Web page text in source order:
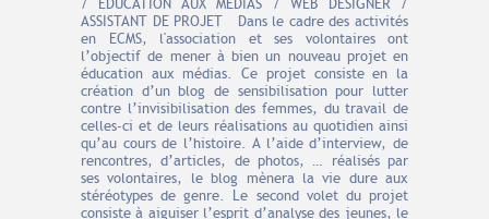
/ ÉDUCATION AUX MÉDIAS / WEB DESIGNER /
ASSISTANT DE PROJET Dans le cadre des activités
en ECMS, l'association et ses volontaires ont
l’objectif de mener à bien un nouveau projet en
éducation aux médias. Ce projet consiste en la
création d’un blog de sensibilisation pour lutter
contre l’invisibilisation des femmes, du travail de
celles-ci et de leurs réalisations au quotidien ainsi
qu’au cours de l’histoire. A l’aide d’interview, de
rencontres, d’articles, de photos, … réalisés par
ses volontaires, le blog mènera la vie dure aux
stéréotypes de genre. Le second volet du projet
consiste à aiguiser l’esprit d’analyse des jeunes, le